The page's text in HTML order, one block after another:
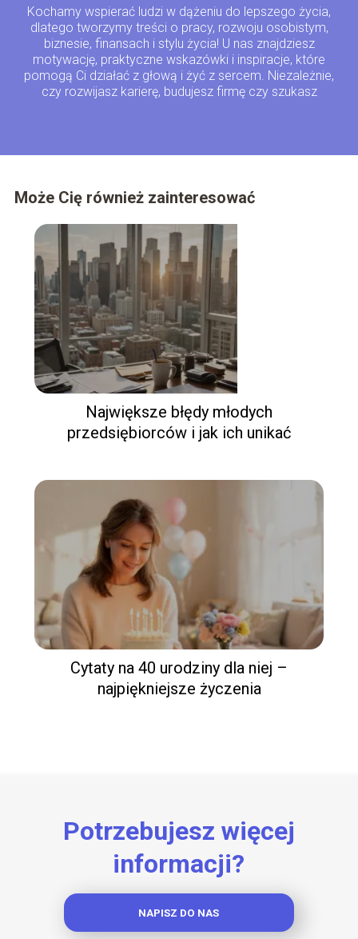
Kochamy wspierać ludzi w dążeniu do lepszego życia,
dlatego tworzymy treści o pracy, rozwoju osobistym,
biznesie, finansach i stylu życia! U nas znajdziesz
motywację, praktyczne wskazówki i inspiracje, które
pomogą Ci działać z głową i żyć z sercem. Niezależnie,
czy rozwijasz karierę, budujesz firmę czy szukasz
Może Cię również zainteresować
Największe błędy młodych
przedsiębiorców i jak ich unikać
Cytaty na 40 urodziny dla niej –
najpiękniejsze życzenia
Potrzebujesz więcej
informacji?
NAPISZ DO NAS